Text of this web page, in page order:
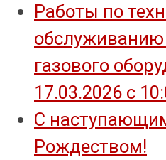
Работы по
газового
17.03.2026 с
С
Рождеством!